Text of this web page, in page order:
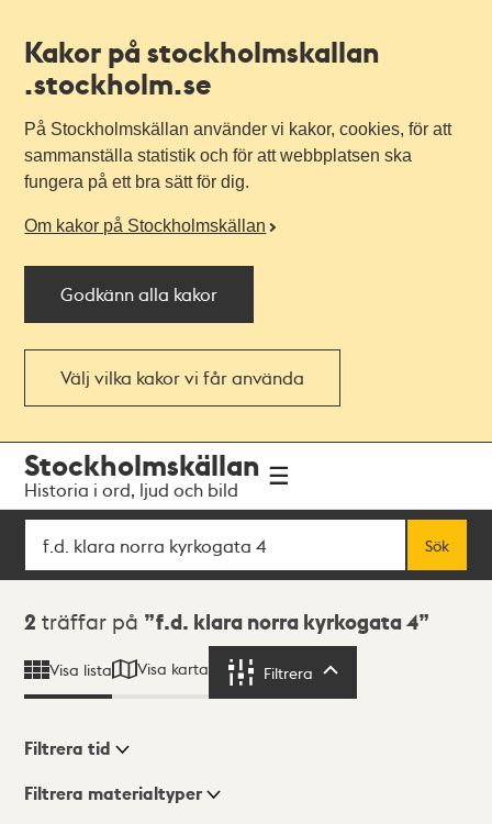
Kakor på stockholmskallan
.stockholm.se
På Stockholmskällan använder vi kakor, cookies, för att
sammanställa statistik och för att webbplatsen ska
fungera på ett bra sätt för dig.
Om kakor på Stockholmskällan
Godkänn alla kakor
Välj vilka kakor vi får använda
navigationen
huvudinnehållet
Stockholmskällan
Historia i ord, ljud och bild
Sök
Sök
Sökresultat
2 träffar på f.d. klara norra kyrkogata 4
Visa lista Visa karta Filtrera
Visningsläge
Filtrera tid
Filtrera materialtyper